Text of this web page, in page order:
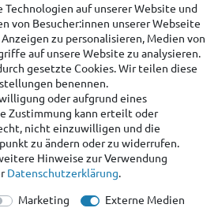
auf unserer Website und
von Besucher:innen unserer Webseite
zu personalisieren, Medien von
auf unsere Website zu analysieren.
gesetzte Cookies. Wir teilen diese
benennen.
oder aufgrund eines
Zustimmung kann erteilt oder
nicht einzuwilligen und die
zu ändern oder zu widerrufen.
Hinweise zur Verwendung
Daten­schutz­erklärung.
Marketing
Externe Medien